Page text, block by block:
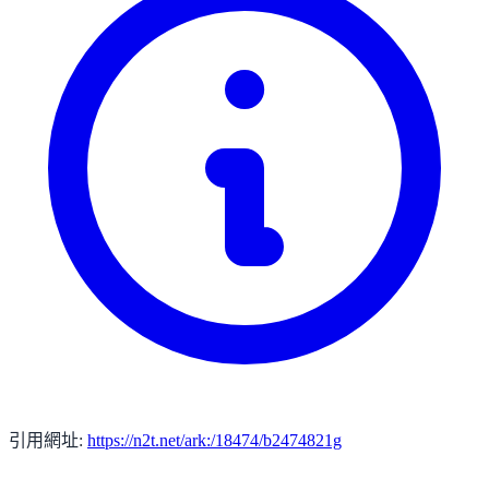
引用網址: https://n2t.net/ark:/18474/b2474821g